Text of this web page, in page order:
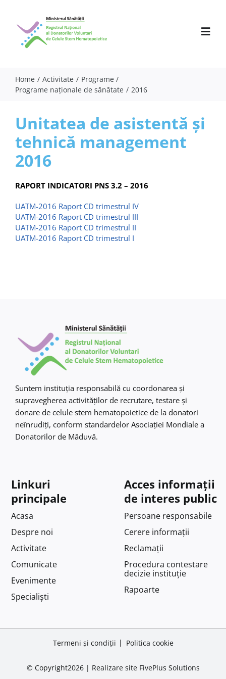
content
Despre noi
Parteneri
Comunicate
Evenimente
Specialiști
Contact
Home Activitate
Programe
Programe naționale de sănătate
2016
Unitatea de asistentă și
tehnică management
2016
RAPORT INDICATORI PNS 3.2 – 2016
UATM-2016 Raport CD trimestrul IV
UATM-2016 Raport CD trimestrul III
UATM-2016 Raport CD trimestrul II
UATM-2016 Raport CD trimestrul I
Suntem instituţia responsabilă cu coordonarea şi
supravegherea activităţilor de recrutare, testare şi
donare de celule stem hematopoietice de la donatori
neînrudiţi, conform standardelor Asociaţiei Mondiale a
Donatorilor de Măduvă.
Linkuri
principale
Acasa
Despre noi
Activitate
Comunicate
Evenimente
Specialiști
Acces informații
de interes public
Persoane responsabile
Cerere informații
Reclamații
Procedura contestare
decizie instituție
Rapoarte
Termeni și condiții Politica cookie
© Copyright2026 | Realizare site FivePlus Solutions